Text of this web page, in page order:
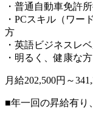
・普通自動車免許
・PCスキル（ワー
方
・英語ビジネスレ
・明るく、健康な方
月給202,500円～
■年一回の昇給有り